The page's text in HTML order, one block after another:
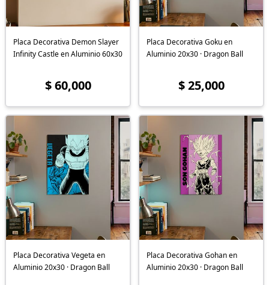
Placa Decorativa Demon Slayer
Infinity Castle en Aluminio 60x30
$ 60,000
Placa Decorativa Goku en
Aluminio 20x30 · Dragon Ball
$ 25,000
Placa Decorativa Vegeta en
Aluminio 20x30 · Dragon Ball
Placa Decorativa Gohan en
Aluminio 20x30 · Dragon Ball